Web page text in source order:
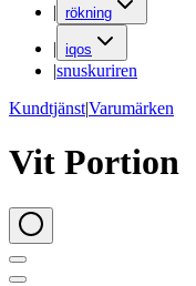
| rökning
| iqos
|snuskuriren
Kundtjänst|Varumärken
Vit Portion